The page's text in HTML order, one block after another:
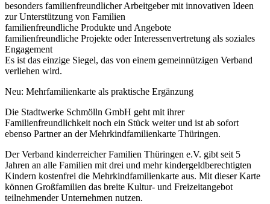
besonders familienfreundlicher Arbeitgeber mit innovativen Ideen
zur Unterstützung von Familien
familienfreundliche Produkte und Angebote
familienfreundliche Projekte oder Interessenvertretung als soziales
Engagement
Es ist das einzige Siegel, das von einem gemeinnützigen Verband
verliehen wird.
Neu: Mehrfamilienkarte als praktische Ergänzung
Die Stadtwerke Schmölln GmbH geht mit ihrer
Familienfreundlichkeit noch ein Stück weiter und ist ab sofort
ebenso Partner an der Mehrkindfamilienkarte Thüringen.
Der Verband kinderreicher Familien Thüringen e.V. gibt seit 5
Jahren an alle Familien mit drei und mehr kindergeldberechtigten
Kindern kostenfrei die Mehrkindfamilienkarte aus. Mit dieser Karte
können Großfamilien das breite Kultur- und Freizeitangebot
teilnehmender Unternehmen nutzen.